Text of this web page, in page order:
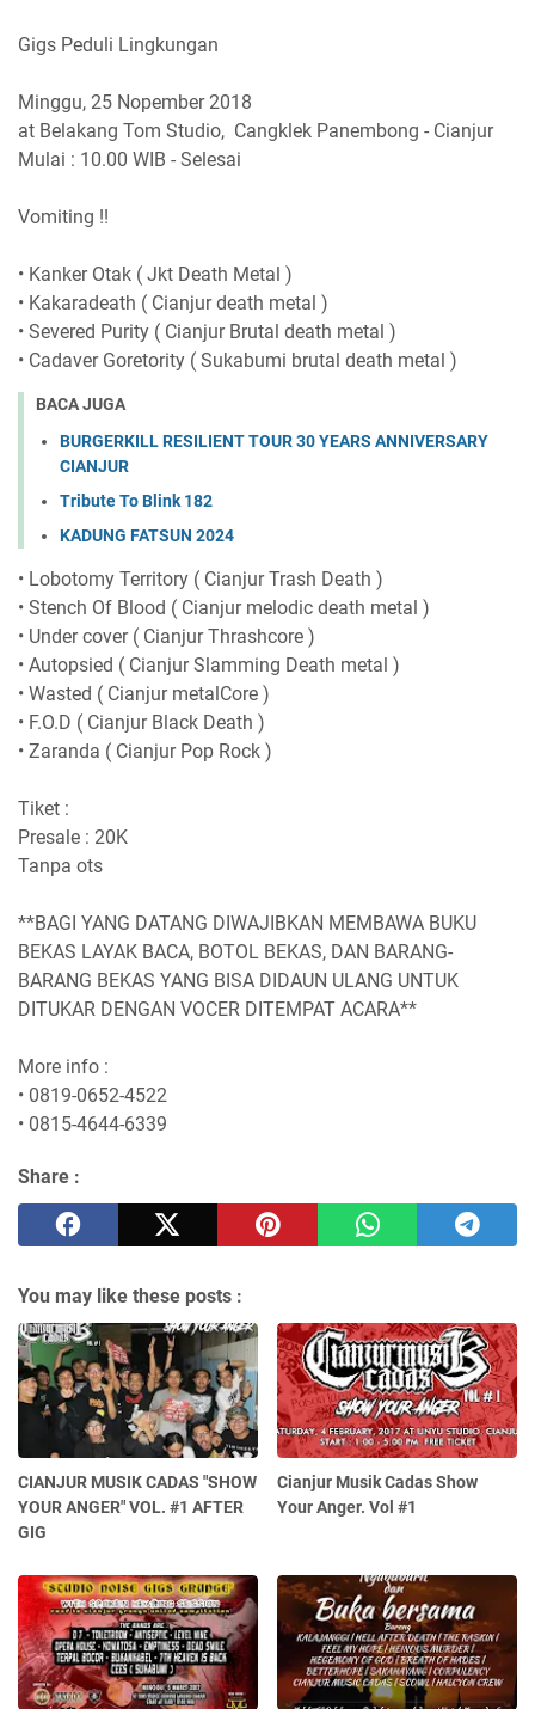
Gigs Peduli Lingkungan
Minggu, 25 Nopember 2018
at Belakang Tom Studio, Cangklek Panembong - Cianjur
Mulai : 10.00 WIB - Selesai
Vomiting !!
• Kanker Otak ( Jkt Death Metal )
• Kakaradeath ( Cianjur death metal )
• Severed Purity ( Cianjur Brutal death metal )
• Cadaver Goretority ( Sukabumi brutal death metal )
BACA JUGA
BURGERKILL RESILIENT TOUR 30 YEARS ANNIVERSARY
CIANJUR
Tribute To Blink 182
KADUNG FATSUN 2024
• Lobotomy Territory ( Cianjur Trash Death )
• Stench Of Blood ( Cianjur melodic death metal )
• Under cover ( Cianjur Thrashcore )
• Autopsied ( Cianjur Slamming Death metal )
• Wasted ( Cianjur metalCore )
• F.O.D ( Cianjur Black Death )
• Zaranda ( Cianjur Pop Rock )
Tiket :
Presale : 20K
Tanpa ots
**BAGI YANG DATANG DIWAJIBKAN MEMBAWA BUKU
BEKAS LAYAK BACA, BOTOL BEKAS, DAN BARANG-
BARANG BEKAS YANG BISA DIDAUN ULANG UNTUK
DITUKAR DENGAN VOCER DITEMPAT ACARA**
More info :
• 0819-0652-4522
• 0815-4644-6339
Share :
You may like these posts :
CIANJUR MUSIK CADAS "SHOW
YOUR ANGER" VOL. #1 AFTER
GIG
Cianjur Musik Cadas Show
Your Anger. Vol #1